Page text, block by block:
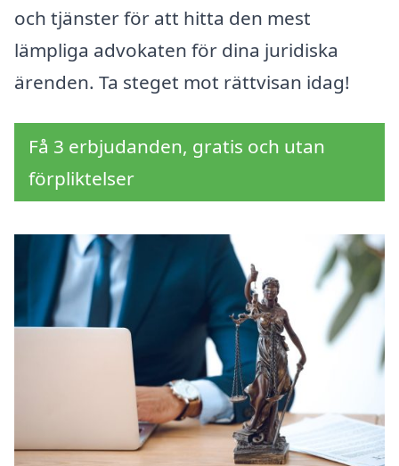
och tjänster för att hitta den mest
lämpliga advokaten för dina juridiska
ärenden. Ta steget mot rättvisan idag!
Få 3 erbjudanden, gratis och utan
förpliktelser